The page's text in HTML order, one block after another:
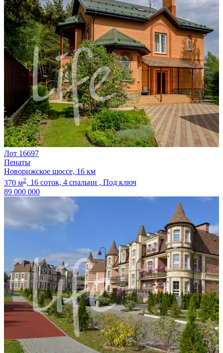
Лот 16697
Пенаты
Новорижское шоссе, 16 км
370 м2, 16 соток, 4 спальни , Под ключ
89 000 000